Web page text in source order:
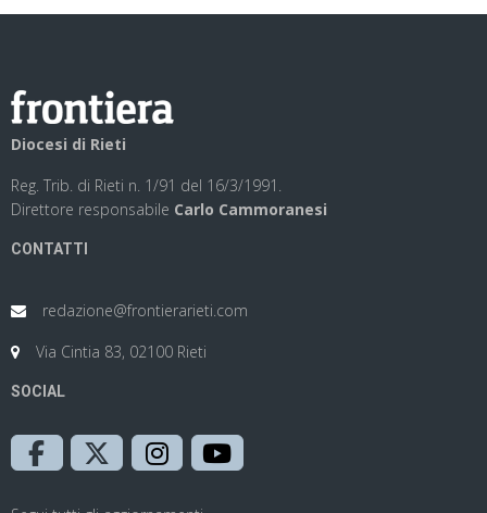
Diocesi di Rieti
Reg. Trib. di Rieti n. 1/91 del 16/3/1991.
Direttore responsabile Carlo Cammoranesi
CONTATTI
redazione@frontierarieti.com
Via Cintia 83, 02100 Rieti
SOCIAL